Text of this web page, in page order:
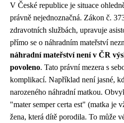
V České republice je situace
právně nejednoznačná. Zákon č.
zdravotních službách, upravuje
přímo se o náhradním mateřství
náhradní mateřství není v ČR
povoleno. Tato právní mezera s
komplikací. Například není jasné,
narozeného náhradní matkou.
"mater semper certa est" (matka je
žena, která dítě porodila. To může